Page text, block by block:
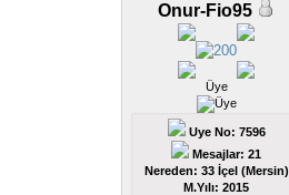
Onur-Fio95
Üye
Uye No: 7596
Mesajlar: 21
Nereden: 33 İçel (Mersin)
M.Yılı: 2015